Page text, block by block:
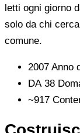
letti ogni giorno
solo da chi
comune.
2007 Anno
DA 38
~917